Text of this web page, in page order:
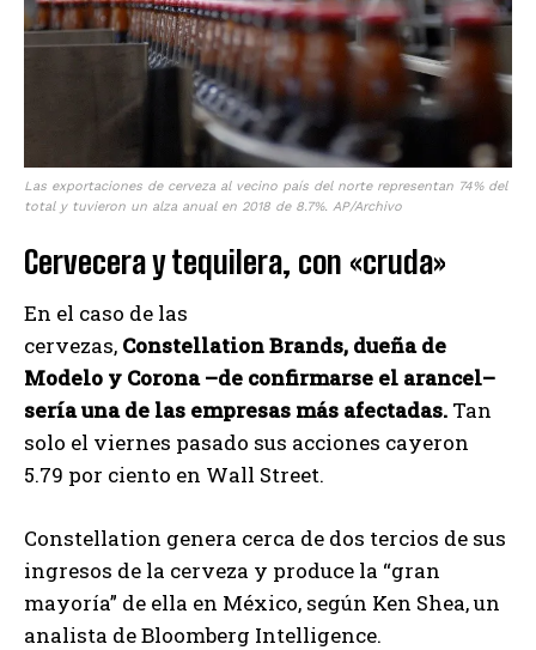
Las exportaciones de cerveza al vecino país del norte representan 74% del
total y tuvieron un alza anual en 2018 de 8.7%. AP/Archivo
Cervecera y tequilera, con «cruda»
En el caso de las
cervezas, Constellation Brands, dueña de
Modelo y Corona –de confirmarse el arancel–
sería una de las empresas más afectadas. Tan
solo el viernes pasado sus acciones cayeron
5.79 por ciento en Wall Street.
Constellation genera cerca de dos tercios de sus
ingresos de la cerveza y produce la “gran
mayoría” de ella en México, según Ken Shea, un
analista de Bloomberg Intelligence.